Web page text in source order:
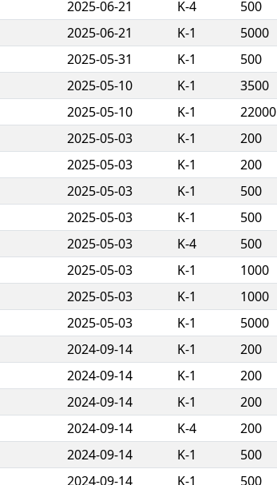
2025-06-21 K-4 500
2025-06-21 K-1 5000
2025-05-31 K-1 500
2025-05-10 K-1 3500
2025-05-10 K-1 22000
2025-05-03 K-1 200
2025-05-03 K-1 200
2025-05-03 K-1 500
2025-05-03 K-1 500
2025-05-03 K-4 500
2025-05-03 K-1 1000
2025-05-03 K-1 1000
2025-05-03 K-1 5000
2024-09-14 K-1 200
2024-09-14 K-1 200
2024-09-14 K-1 200
2024-09-14 K-4 200
2024-09-14 K-1 500
2024-09-14 K-1 500